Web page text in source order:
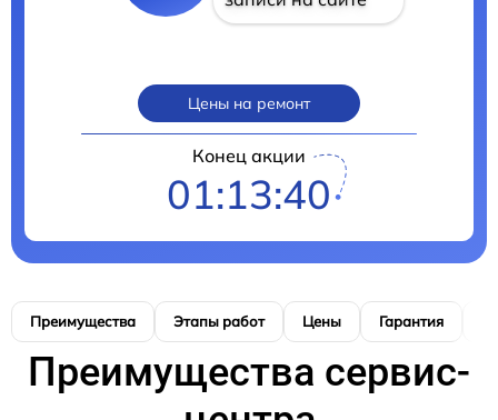
Цены на ремонт
Конец акции
01:13:39
Преимущества Этапы работ Цены Гарантия
Преимущества сервис-